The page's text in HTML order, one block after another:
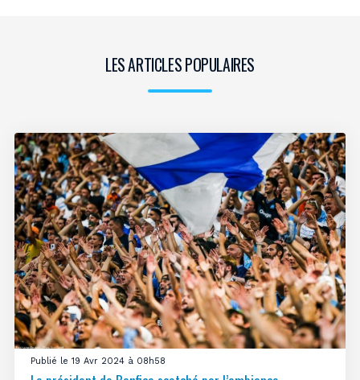
LES ARTICLES POPULAIRES
Publié le 19 Avr 2024 à 08h58